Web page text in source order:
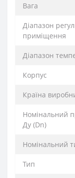
Вага
Діапазон
приміщення
Діапазон
Корпус
Країна
Номінальний
Ду (Dn)
Номінальний
Тип